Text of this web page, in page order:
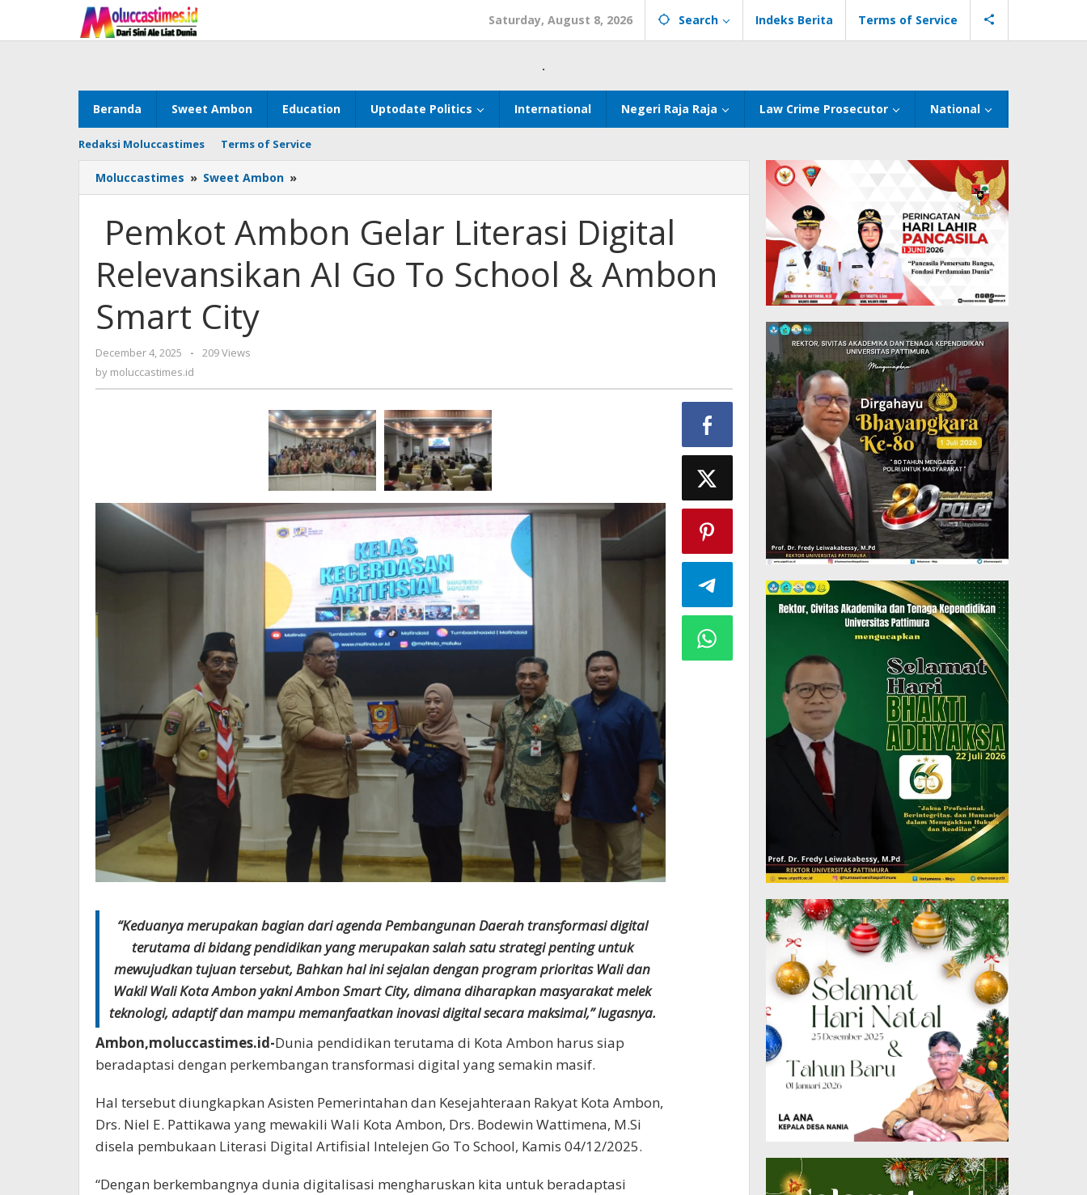
content
Saturday, August 8, 2026 Search Indeks Berita Terms of Service
.
Beranda Sweet Ambon Education Uptodate Politics International Negeri Raja Raja Law Crime Prosecutor National
Redaksi Moluccastimes Terms of Service
Moluccastimes » Sweet Ambon »
Ambon
Literasi
Digital
Relevansikan
Pemkot Ambon Gelar Literasi Digital
Relevansikan AI Go To School & Ambon
Smart City
December 4, 2025
by
moluccastimes.id
-
209 Views
by moluccastimes.id
“Keduanya merupakan bagian dari agenda Pembangunan Daerah transformasi digital
terutama di bidang pendidikan yang merupakan salah satu strategi penting untuk
mewujudkan tujuan tersebut, Bahkan hal ini sejalan dengan program prioritas Wali dan
Wakil Wali Kota Ambon yakni Ambon Smart City, dimana diharapkan masyarakat melek
teknologi, adaptif dan mampu memanfaatkan inovasi digital secara maksimal,” lugasnya.
Ambon,moluccastimes.id-Dunia pendidikan terutama di Kota Ambon harus siap
beradaptasi dengan perkembangan transformasi digital yang semakin masif.
Hal tersebut diungkapkan Asisten Pemerintahan dan Kesejahteraan Rakyat Kota Ambon,
Drs. Niel E. Pattikawa yang mewakili Wali Kota Ambon, Drs. Bodewin Wattimena, M.Si
disela pembukaan Literasi Digital Artifisial Intelejen Go To School, Kamis 04/12/2025.
“Dengan berkembangnya dunia digitalisasi mengharuskan kita untuk beradaptasi